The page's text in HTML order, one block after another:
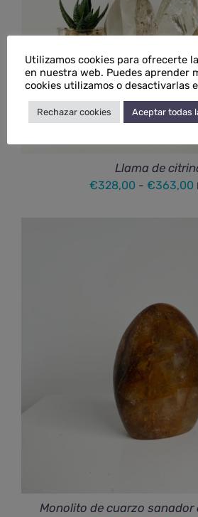
Llama de
€328,00 - €363,00
Monolito de cuarzo sanador
Utilizamos cookies para ofrecerte
en nuestra web. Puedes aprender
cookies utilizamos o desactivarlas
Rechazar cookies Aceptar todas